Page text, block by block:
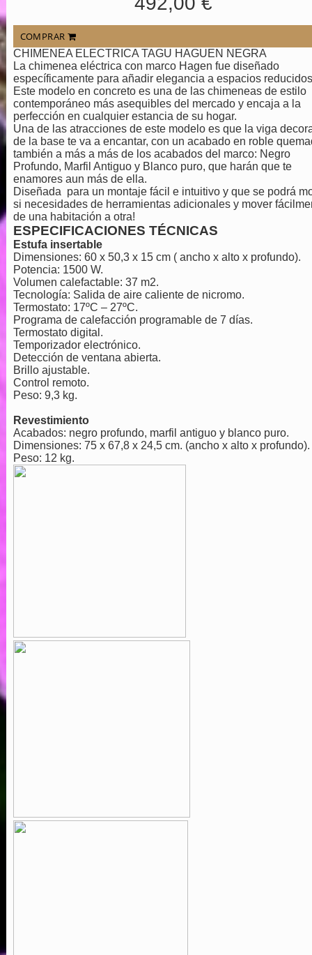
COMPRAR
CHIMENEA ELECTRICA TAGU HAGUEN NEGRA
La chimenea eléctrica con marco Hagen fue diseñado
específicamente para añadir elegancia a espacios
Este modelo en concreto es una de las chimeneas de estilo
contemporáneo más asequibles del mercado y encaja a la
perfección en cualquier estancia de su hogar.
Una de las atracciones de este modelo es que la viga
de la base te va a encantar, con un acabado en roble
también a más a más de los acabados del marco: Negro
Profundo, Marfil Antiguo y Blanco puro, que harán que te
enamores aun más de ella.
Diseñada para un montaje fácil e intuitivo y que se podrá
si necesidades de herramientas adicionales y mover
de una habitación a otra!
ESPECIFICACIONES TÉCNICAS
Estufa insertable
Dimensiones: 60 x 50,3 x 15 cm ( ancho x alto x profundo).
Potencia: 1500 W.
Volumen calefactable: 37 m2.
Tecnología: Salida de aire caliente de nicromo.
Termostato: 17ºC – 27ºC.
Programa de calefacción programable de 7 días.
Termostato digital.
Temporizador electrónico.
Detección de ventana abierta.
Brillo ajustable.
Control remoto.
Peso: 9,3 kg.
Revestimiento
Acabados: negro profundo, marfil antiguo y blanco puro.
Dimensiones: 75 x 67,8 x 24,5 cm. (ancho x alto x profundo).
Peso: 12 kg.